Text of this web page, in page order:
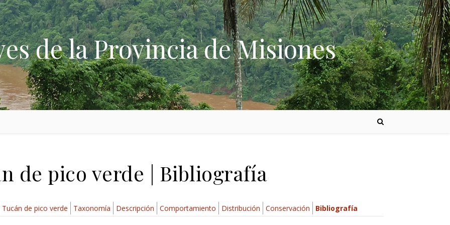
de la Provincia de Misiones
de pico verde | Bibliografía
Tucán de pico verde Taxonomía Descripción Comportamiento Distribución Conservación Bibliografía